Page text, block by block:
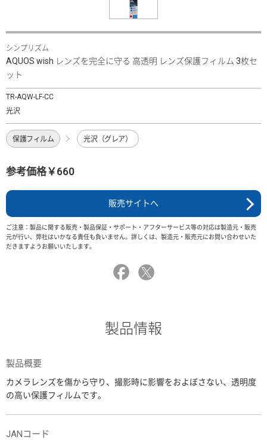
シンプリズム
AQUOS wish レンズを完全に守る 高透明 レンズ保護フィルム 3枚セ
ット
TR-AQW-LF-CC
光沢
保護フィルム 光沢（グレア）
参考価格￥660
販売サイトへ
ご注意：製品に関する販売・製品保証・サポート・アフターサービス等の対応は製造元・販売
元が行い、弊社はいかなる責任も負いません。詳しくは、製造元・販売元にお問い合わせいた
だきますようお願いいたします。
製品情報
製品概要
カメラレンズを傷から守り、撮影時に影響をおよぼさない、透明度
の高い保護フィルムです。
JANコード